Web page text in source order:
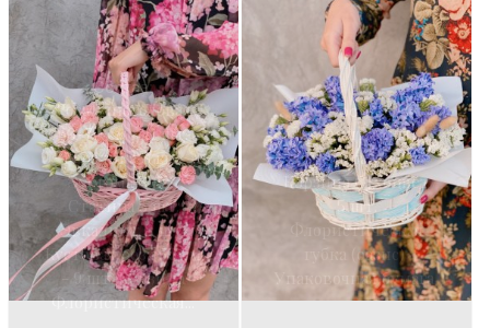
Состав:
Роза одноголовая
60-70 см - 11 шт.
Гвоздика 8 шт.
Эустома 8 шт.
Статица 5 шт.
Эвкалипт 8 шт.
Кустовая роза 50 см
- 9 шт. Корзина
Флористическая...
Состав:
Гиацинт 11 шт.
Статица 7 шт.
Корзина Сухоцвет
5 шт.
Флористическая
губка (оазис)
Упаковочная бумага